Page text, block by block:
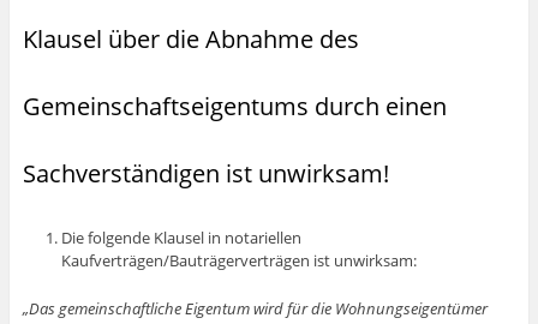
Klausel über die Abnahme des
Gemeinschaftseigentums durch einen
Sachverständigen ist unwirksam!
Die folgende Klausel in notariellen
Kaufverträgen/Bauträgerverträgen ist unwirksam:
„Das gemeinschaftliche Eigentum wird für die Wohnungseigentümer